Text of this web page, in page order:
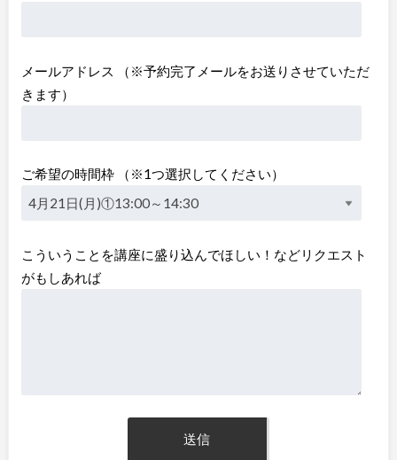
メールアドレス （※予約完了メールをお送りさせていただ
きます）
ご希望の時間枠 （※1つ選択してください）
こういうことを講座に盛り込んでほしい！などリクエスト
がもしあれば